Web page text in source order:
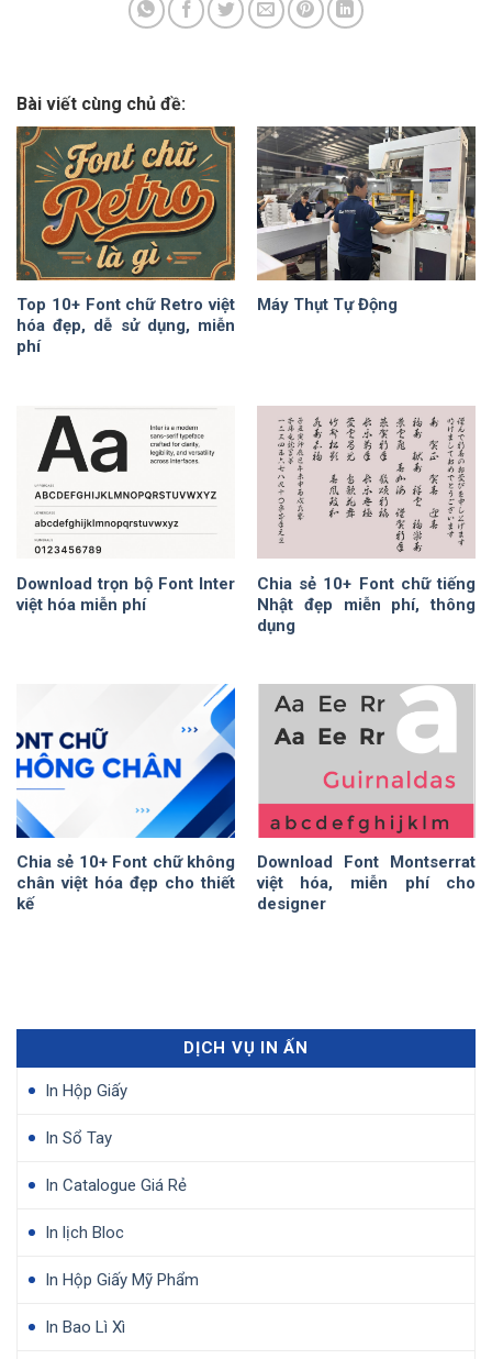
Bài viết cùng chủ đề:
Top 10+ Font chữ Retro việt
hóa đẹp, dễ sử dụng, miễn
phí
Máy Thụt Tự Động
Download trọn bộ Font Inter
việt hóa miễn phí
Chia sẻ 10+ Font chữ tiếng
Nhật đẹp miễn phí, thông
dụng
Chia sẻ 10+ Font chữ không
chân việt hóa đẹp cho thiết
kế
Download Font Montserrat
việt hóa, miễn phí cho
designer
DỊCH VỤ IN ẤN
In Hộp Giấy
In Sổ Tay
In Catalogue Giá Rẻ
In lịch Bloc
In Hộp Giấy Mỹ Phẩm
In Bao Lì Xì